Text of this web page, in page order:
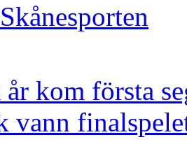
kom första
vann